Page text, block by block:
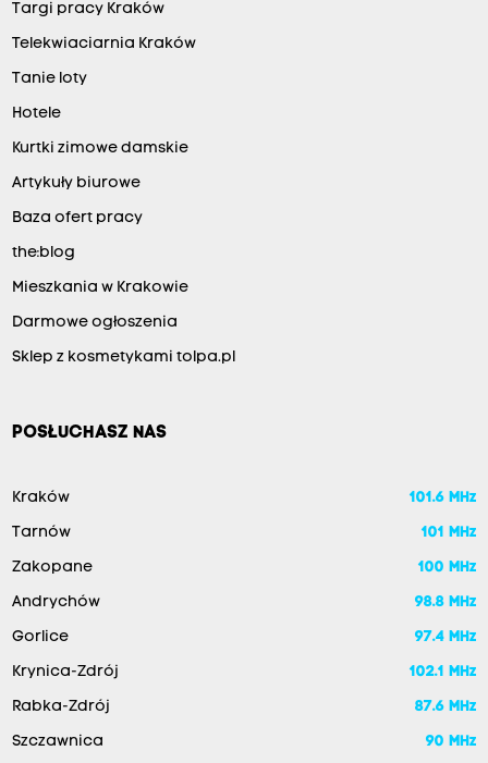
Targi pracy Kraków
Telekwiaciarnia Kraków
Tanie loty
Hotele
Kurtki zimowe damskie
Artykuły biurowe
Baza ofert pracy
the:blog
Mieszkania w Krakowie
Darmowe ogłoszenia
Sklep z kosmetykami tolpa.pl
POSŁUCHASZ NAS
Kraków 101.6 MHz
Tarnów 101 MHz
Zakopane 100 MHz
Andrychów 98.8 MHz
Gorlice 97.4 MHz
Krynica-Zdrój 102.1 MHz
Rabka-Zdrój 87.6 MHz
Szczawnica 90 MHz